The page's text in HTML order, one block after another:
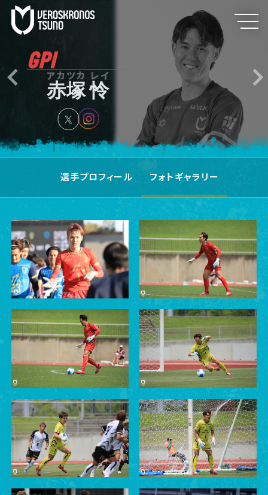
GP1アカツカ レイ
赤塚 怜
選手プロフィール フォトギャラリー